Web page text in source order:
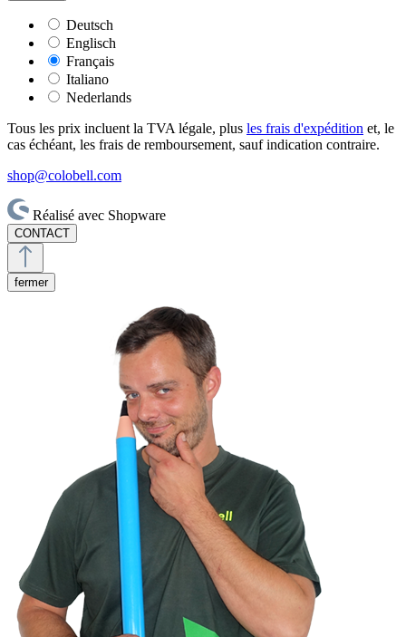
Deutsch
Englisch
Français
Italiano
Nederlands
Tous les prix incluent la TVA légale, plus les frais d'expédition et, le
cas échéant, les frais de remboursement, sauf indication contraire.
shop@colobell.com
Réalisé avec Shopware
CONTACT
fermer